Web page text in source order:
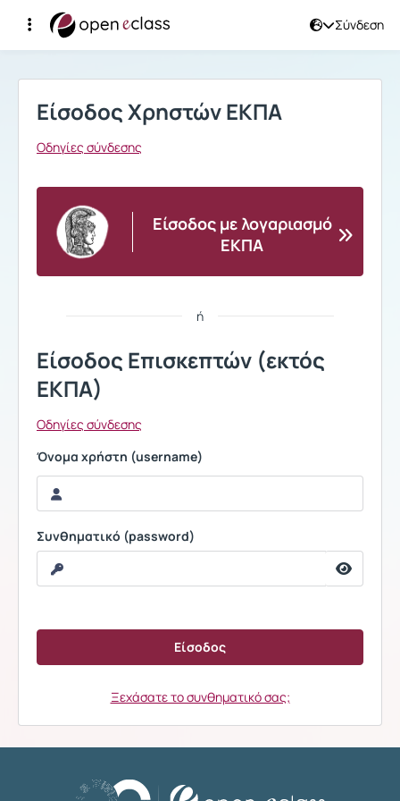
Σύνδεση
Σύνδεση
Είσοδος Χρηστών ΕΚΠΑ
Οδηγίες σύνδεσης
Είσοδος με λογαριασμό
ΕΚΠΑ
ή
Είσοδος Επισκεπτών (εκτός
ΕΚΠΑ)
Οδηγίες σύνδεσης
Όνομα χρήστη (username)
Συνθηματικό (password)
Ξεχάσατε το συνθηματικό σας;